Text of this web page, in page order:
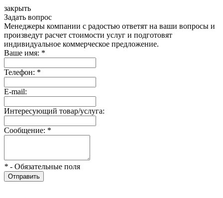
закрыть
Задать вопрос
Менеджеры компании с радостью ответят на ваши вопросы и
произведут расчет стоимости услуг и подготовят
индивидуальное коммерческое предложение.
Ваше имя: *
Телефон: *
E-mail:
Интересующий товар/услуга:
Сообщение: *
* - Обязательные поля
Отправить